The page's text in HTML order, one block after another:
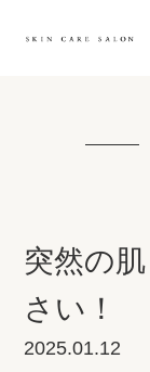
突然の
さい！
2025.01.12